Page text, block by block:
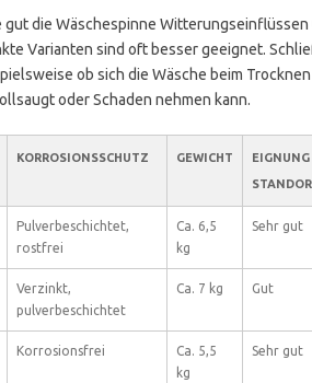
die Wäschespinne
Varianten sind oft besser geeignet.
ob sich die Wäsche beim
oder Schaden nehmen kann.
KORROSIONSSCHUTZ GEWICHT
EIGNUNG
Pulverbeschichtet,
rostfrei
Ca. 6,5
kg
Sehr gut
Verzinkt,
pulverbeschichtet
Ca. 7 kg Gut
Korrosionsfrei
Ca. 5,5
kg
Sehr gut